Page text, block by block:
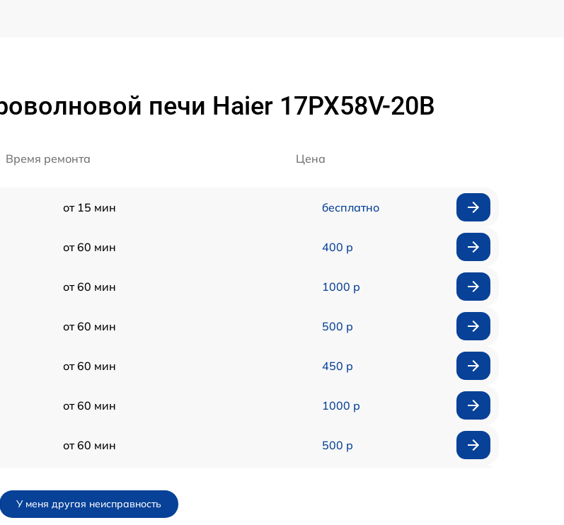
печи Haier 17PX58V-20B
Время ремонта Цена
от 15 мин бесплатно
от 60 мин 400 р
от 60 мин 1000 р
от 60 мин 500 р
от 60 мин 450 р
от 60 мин 1000 р
от 60 мин 500 р
У меня другая неисправность